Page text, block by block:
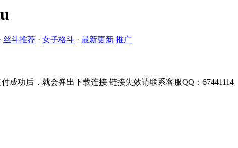
丝斗推荐 · 女子格斗 · 最新更新 推广
成功后，就会弹出下载连接 链接失效请联系客服QQ：67441114